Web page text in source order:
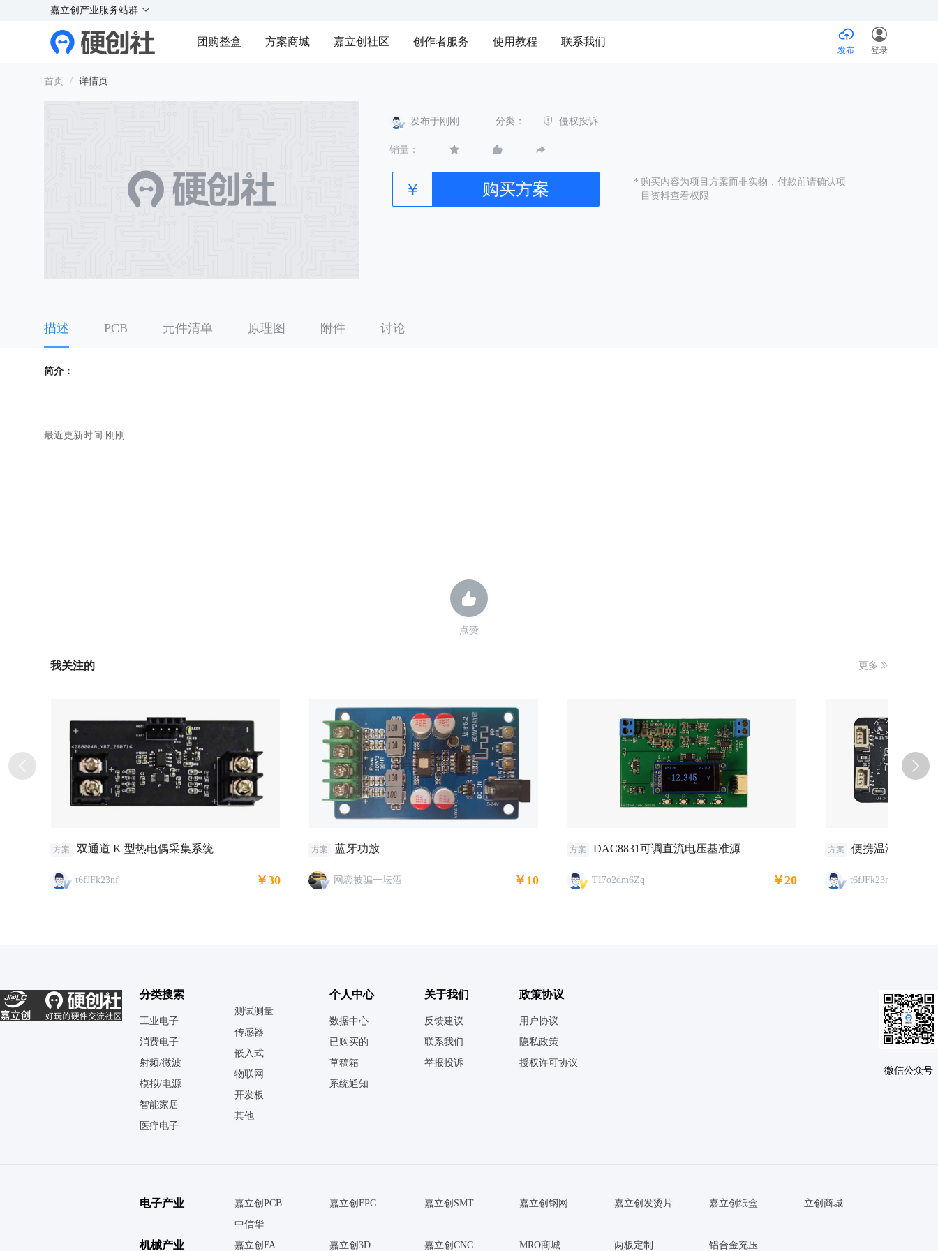
Y
Y
嘉立创产业服务站群
团购整盒 方案商城 嘉立创社区 创作者服务 使用教程 联系我们
发布 登录
首页 / 详情页
发布于刚刚 分类： 侵权投诉
销量：
￥ 购买方案 * 购买内容为项⽬⽅案⽽⾮实物，付款前请确认项
⽬资料查看权限
描述 PCB 元件清单 原理图 附件 讨论
简介：
最近更新时间 刚刚
点赞
我关注的 更多
方案 双通道 K 型热电偶采集系统
t6fJFk23nf ￥30
方案 蓝牙功放
网恋被骗一坛酒 ￥10
方案 DAC8831可调直流电压基准源
TI7o2dm6Zq ￥20
方案 便携温湿度传感
t6fJFk23nf
分类搜索
工业电子
消费电子
射频/微波
模拟/电源
智能家居
医疗电子
测试测量
传感器
嵌入式
物联网
开发板
其他
个人中心
数据中心
已购买的
草稿箱
系统通知
关于我们
反馈建议
联系我们
举报投诉
政策协议
用户协议
隐私政策
授权许可协议
微信公众号
电子产业 嘉立创PCB 嘉立创FPC 嘉立创SMT 嘉立创钢网 嘉立创发烫片 嘉立创纸盒
立创商城
中信华
机械产业 嘉立创FA 嘉立创3D 嘉立创CNC MRO商城 两板定制 铝合金充压